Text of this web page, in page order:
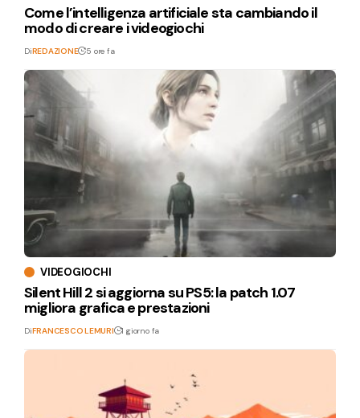
Come l’intelligenza artificiale sta cambiando il
modo di creare i videogiochi
DiREDAZIONE 5 ore fa
VIDEOGIOCHI
Silent Hill 2 si aggiorna su PS5: la patch 1.07
migliora grafica e prestazioni
DiFRANCESCO LEMURI 1 giorno fa